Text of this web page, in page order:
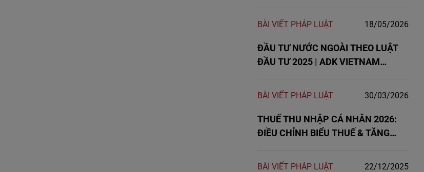
TRẤU HẬU GIANG 10MW
BÀI VIẾT PHÁP LUẬT 18/05/2026
ĐẦU TƯ NƯỚC NGOÀI THEO LUẬT
ĐẦU TƯ 2025 | ADK VIETNAM
BÀI VIẾT PHÁP LUẬT 30/03/2026
THUẾ THU NHẬP CÁ NHÂN 2026:
ĐIỀU CHỈNH BIỂU THUẾ & TĂNG
BÀI VIẾT PHÁP LUẬT 22/12/2025